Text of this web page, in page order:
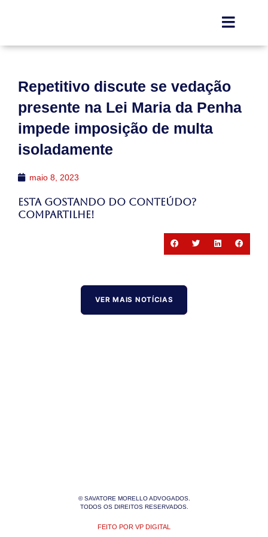
Repetitivo discute se vedação
presente na Lei Maria da Penha
impede imposição de multa
isoladamente
maio 8, 2023
Esta gostando do conteúdo?
Compartilhe!
VER MAIS NOTÍCIAS
© SAVATORE MORELLO ADVOGADOS.
TODOS OS DIREITOS RESERVADOS.
FEITO POR VP DIGITAL